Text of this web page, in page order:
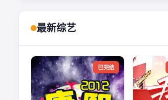
最新综艺
已完结